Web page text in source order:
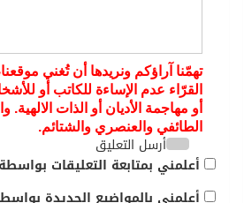
تهمّنا آراؤكم ونريدها أن تُغني
القرّاء عدم الإساءة للكاتب أو
أو مهاجمة الأديان أو الذات الالهية.
الطائفي والعنصري والشتائم.
أرسل التعليق
أعلمني بمتابعة التعليقات بواسطة